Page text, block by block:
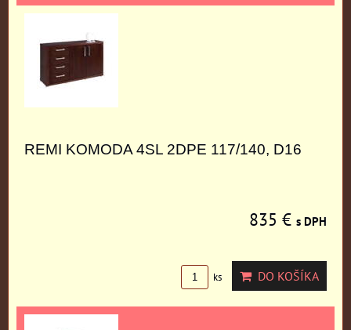
REMI KOMODA 4SL 2DPE 117/140, D16
835 € s DPH
ks DO KOŠÍKA